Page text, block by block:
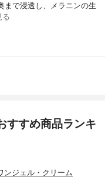
まで浸透し、メラニンの生
る
すすめ商品ランキ
ンジェル・クリーム